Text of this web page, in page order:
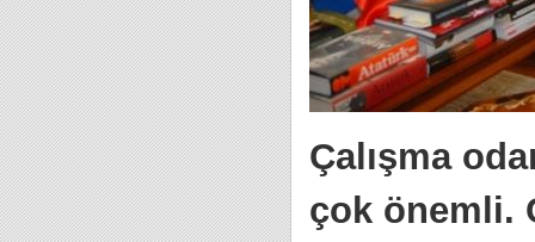
Çalışma
çok önemli.